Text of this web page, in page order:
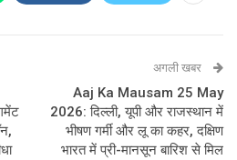
अगली खबर
Aaj Ka Mausam 25 May
2026: दिल्ली, यूपी और राजस्थान में
भीषण गर्मी और लू का कहर, दक्षिण
भारत में प्री-मानसून बारिश से मिल